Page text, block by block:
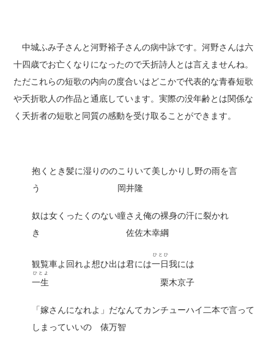
中城ふみ子さんと河野裕子さんの病中詠です。河野さんは六
十四歳でお亡くなりになったので夭折詩人とは言えませんね。
ただこれらの短歌の内向の度合いはどこかで代表的な青春短歌
や夭折歌人の作品と通底しています。実際の没年齢とは関係な
く夭折者の短歌と同質の感動を受け取ることができます。
抱くとき髪に湿りののこりいて美しかりし野の雨を言
う 岡井隆
奴は女くったくのない瞳さえ俺の裸身の汗に裂かれ
き 佐佐木幸綱
観覧車よ回れよ想ひ出は君には一日
ひとひ
我には
一生
ひとよ
栗木京子
「嫁さんになれよ」だなんてカンチューハイ二本で言って
しまっていいの 俵万智